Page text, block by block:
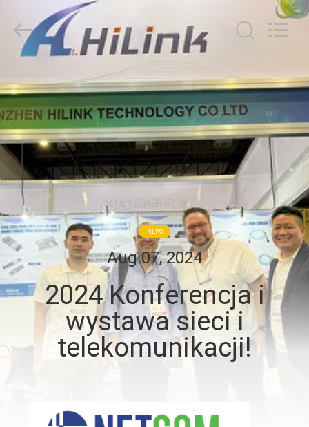
DOMU
PRODUKTY
O
NAS
WYCIECZKA
PO
FABRYCE
KONTROLA
SKONTAKTUJ
Technology
Co.,Ltd..
Rights
NEWS
Aug 07, 2024
2024 Konferencja i
wystawa sieci i
telekomunikacji!